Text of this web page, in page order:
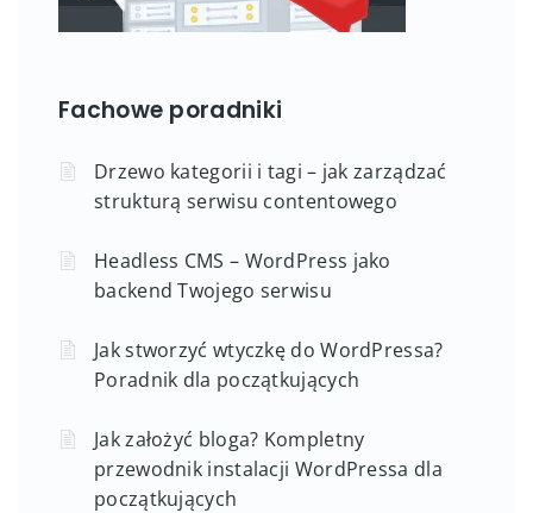
Fachowe poradniki
Drzewo kategorii i tagi – jak zarządzać
strukturą serwisu contentowego
Headless CMS – WordPress jako
backend Twojego serwisu
Jak stworzyć wtyczkę do WordPressa?
Poradnik dla początkujących
Jak założyć bloga? Kompletny
przewodnik instalacji WordPressa dla
początkujących